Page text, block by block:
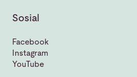
Sosial
Facebook
Instagram
YouTube